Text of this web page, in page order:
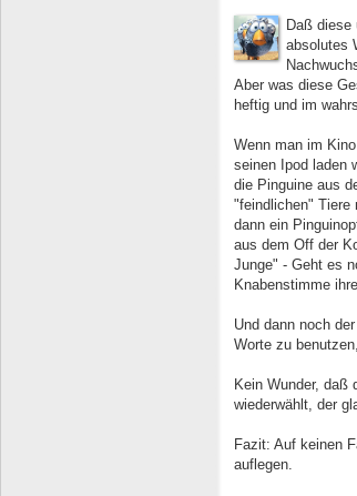
Daß
absolutes
Aber was diese
heftig und im
Wenn man im
seinen Ipod laden
die Pinguine aus
"feindlichen" Tiere
dann ein
aus dem Off der
Junge" - Geht es
Knabenstimme
Und dann noch
Worte zu
Kein Wunder, daß
wiederwählt, der
Fazit: Auf keinen
auflegen.